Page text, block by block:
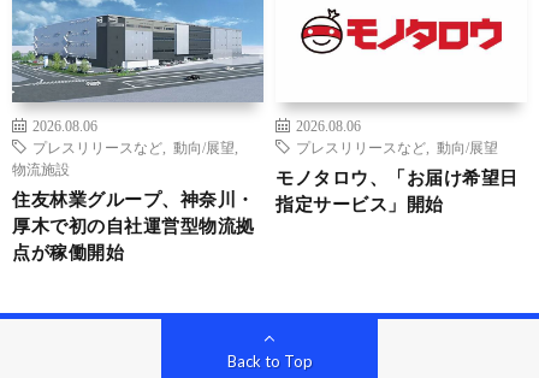
2026.08.06
プレスリリースなど
動向/展望
物流施設
住友林業グループ、神奈川・
厚木で初の自社運営型物流拠
点が稼働開始
2026.08.06
プレスリリースなど
動向/展望
モノタロウ、「お届け希望日
指定サービス」開始
Back to Top